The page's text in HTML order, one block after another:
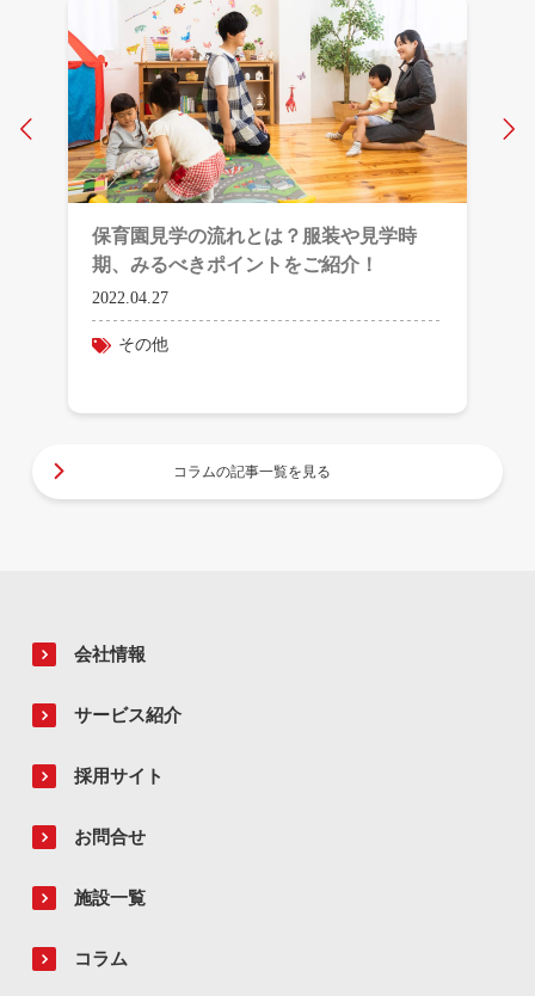
保育園見学の流れとは？服装や見学時
期、みるべきポイントをご紹介！
2022.04.27
その他
コラムの記事一覧を見る
会社情報
サービス紹介
採用サイト
お問合せ
施設一覧
コラム